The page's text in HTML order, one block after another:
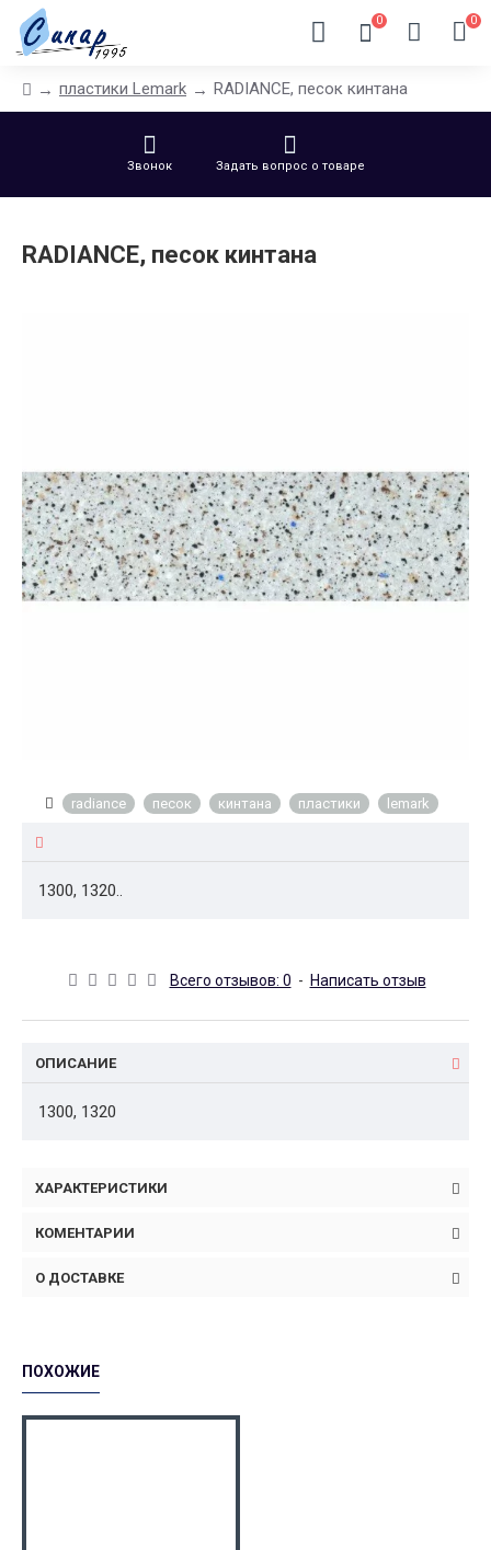
0 0
пластики Lemark RADIANCE, песок кинтана
Звонок Задать вопрос о товаре
RADIANCE, песок кинтана
radiance песок кинтана пластики lemark
1300, 1320..
Всего отзывов: 0 - Написать отзыв
ОПИСАНИЕ
1300, 1320
ХАРАКТЕРИСТИКИ
КОМЕНТАРИИ
О ДОСТАВКЕ
ПОХОЖИЕ